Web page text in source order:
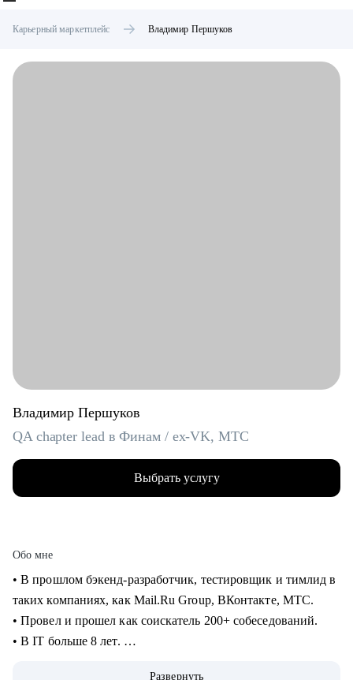
Карьерный маркетплейс Владимир Першуков
Владимир Першуков
QA chapter lead в Финам / ex-VK, МТС
Выбрать услугу
Обо мне
• В прошлом бэкенд-разработчик, тестировщик и тимлид в
таких компаниях, как Mail.Ru Group, ВКонтакте, МТС.
• Провел и прошел как соискатель 200+ собеседований.
• В IT больше 8 лет.
Развернуть